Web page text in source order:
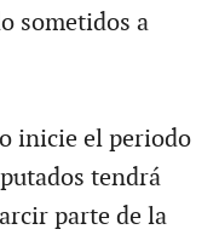
sometidos a
inicie el periodo
tendrá
parte de la